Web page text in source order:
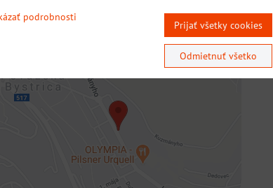
Externý obsah je blokovaný Voľbami
súkromia
Prajete si načítať externý obsah?
Povoliť tentokrát
podrobnosti
Prijať všetky cookies
Odmietnuť všetko